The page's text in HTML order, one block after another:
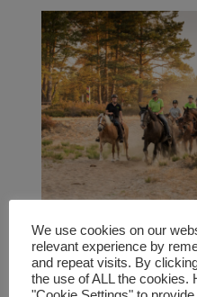
Die VFD ist die
und –fahrer in
Bundesland mit einem
We use cookies on our
relevant experience by
and repeat visits. By
the use of ALL the cookies.